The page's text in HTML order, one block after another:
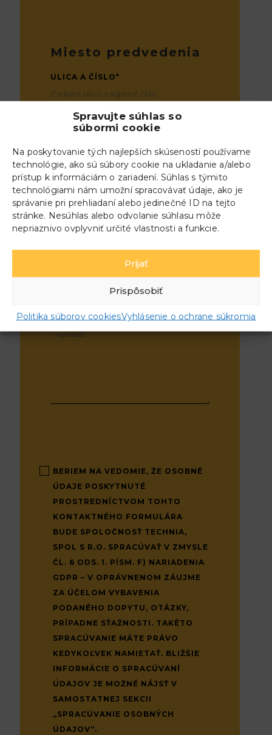
Spravujte súhlas so
súbormi cookie
Na poskytovanie tých najlepších skúseností používame
technológie, ako sú súbory cookie na ukladanie a/alebo
prístup k informáciám o zariadení. Súhlas s týmito
technológiami nám umožní spracovávať údaje, ako je
správanie pri prehliadaní alebo jedinečné ID na tejto
stránke. Nesúhlas alebo odvolanie súhlasu môže
nepriaznivo ovplyvniť určité vlastnosti a funkcie.
Prijať
Prispôsobiť
Politika súborov cookiesVyhlásenie o ochrane súkromia
Miesto predvedenia
ULICA A ČÍSLO*
MESTO*
S čím potrebujete
pomôcť?
BERIEM NA VEDOMIE, ŽE OSOBNÉ
ÚDAJE POSKYTNUTÉ
PROSTREDNÍCTVOM TOHTO
KONTAKTNÉHO FORMULÁRA
BUDE SPOLOČNOSŤ TECHNIA,
SPOL S R.O. SPRACÚVAŤ V ZMYSLE
ČL. 6 ODS. 1. PÍSM. F) NARIADENIA
GDPR – V OPRÁVNENOM ZÁUJME
ZA ÚČELOM VYBAVENIA
PODANÉHO DOPYTU, OTÁZKY,
PRÍPADNE SŤAŽNOSTI. TAKÉTO
SPRACÚVANIE MÁTE PRÁVO
KEDYKOĽVEK NAMIETAŤ. BLIŽŠIE
INFORMÁCIE O SPRACÚVANÍ
ÚDAJOV JE MOŽNÉ NÁJSŤ V
SAMOSTATNEJ SEKCII
„SPRACÚVANIE OSOBNÝCH
ÚDAJOV“.